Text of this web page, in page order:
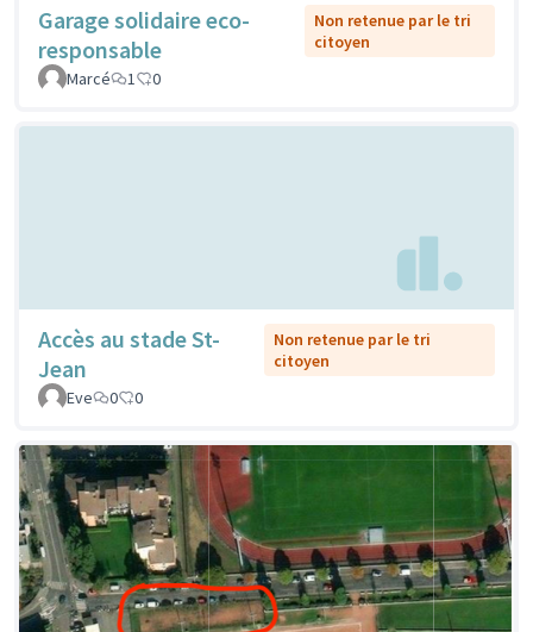
Garage solidaire eco-
responsable
Non retenue par le tri
citoyen
Marcé
1 0
Accès au stade St-
Jean
Non retenue par le tri
citoyen
Eve
0 0